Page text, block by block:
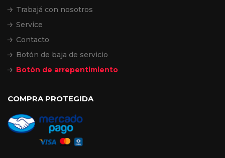
Trabajá con nosotros
Service
Contacto
Botón de baja de servicio
Botón de arrepentimiento
COMPRA PROTEGIDA